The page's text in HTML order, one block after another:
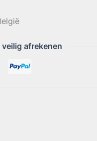
afrekenen